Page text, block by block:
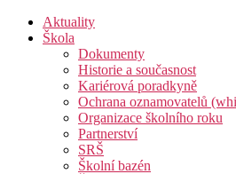
Aktuality
Škola
Dokumenty
Historie a současnost
Kariérová poradkyně
Ochrana oznamovatelů
Organizace školního roku
Partnerství
SRŠ
Školní bazén